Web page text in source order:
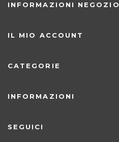
INFORMAZIONI NEGOZIO
IL MIO ACCOUNT
CATEGORIE
INFORMAZIONI
SEGUICI